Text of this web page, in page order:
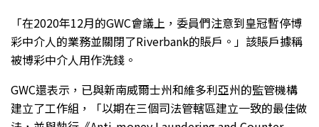
「在2020年12月的GWC會議上，委員們注意到皇冠暫停博
彩中介人的業務並關閉了Riverbank的賬戶。」該賬戶據稱
被博彩中介人用作洗錢。
GWC還表示，已與新南威爾士州和維多利亞州的監管機構
建立了工作組，「以期在三個司法管轄區建立一致的最佳做